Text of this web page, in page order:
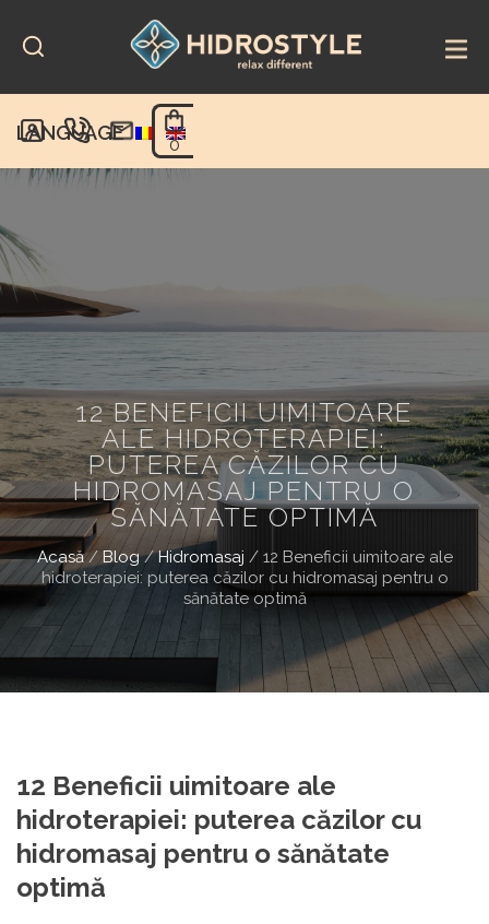
content
LANGUAGE
0
12 BENEFICII UIMITOARE
ALE HIDROTERAPIEI:
PUTEREA CĂZILOR CU
HIDROMASAJ PENTRU O
SĂNĂTATE OPTIMĂ
Acasă/ Blog/Hidromasaj / 12 Beneficii uimitoare ale
hidroterapiei: puterea căzilor cu hidromasaj pentru o
sănătate optimă
12 Beneficii uimitoare ale
hidroterapiei: puterea căzilor cu
hidromasaj pentru o sănătate
optimă